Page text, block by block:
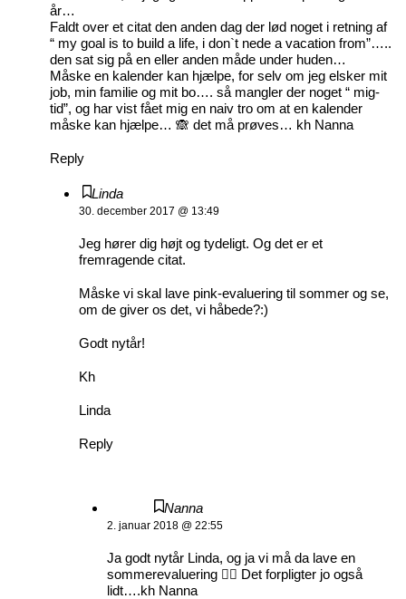
år…
Faldt over et citat den anden dag der lød noget i retning af
“ my goal is to build a life, i don`t nede a vacation from”…..
den sat sig på en eller anden måde under huden…
Måske en kalender kan hjælpe, for selv om jeg elsker mit
job, min familie og mit bo…. så mangler der noget “ mig-
tid”, og har vist fået mig en naiv tro om at en kalender
måske kan hjælpe… 🙈 det må prøves… kh Nanna
Reply
Linda
30. december 2017 @ 13:49
Jeg hører dig højt og tydeligt. Og det er et
fremragende citat.
Måske vi skal lave pink-evaluering til sommer og se,
om de giver os det, vi håbede?:)
Godt nytår!
Kh
Linda
Reply
Nanna
2. januar 2018 @ 22:55
Ja godt nytår Linda, og ja vi må da lave en
sommerevaluering 👍🏻 Det forpligter jo også
lidt….kh Nanna